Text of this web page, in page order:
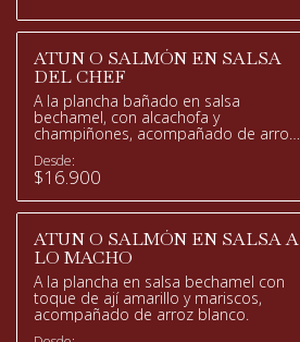
ATUN O SALMÓN EN SALSA
DEL CHEF
A la plancha bañado en salsa
bechamel, con alcachofa y
champiñones, acompañado de arroz
Desde:
$16.900
ATUN O SALMÓN EN SALSA A
LO MACHO
A la plancha en salsa bechamel con
toque de ají amarillo y mariscos,
acompañado de arroz blanco.